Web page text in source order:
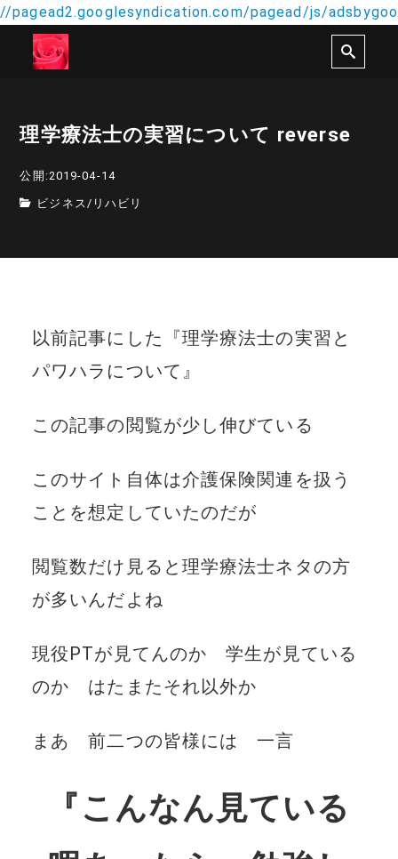
//pagead2.googlesyndication.com/pagead/js/
理学療法士の実習について reverse
公開:2019-04-14
ビジネス / リハビリ
以前記事にした『理学療法士の実習と
パワハラについて』
この記事の閲覧が少し伸びている
このサイト自体は介護保険関連を扱う
ことを想定していたのだが
閲覧数だけ見ると理学療法士ネタの方
が多いんだよね
現役PTが見てんのか 学生が見ている
のか はたまたそれ以外か
まあ 前二つの皆様には 一言
『こんなん見ている